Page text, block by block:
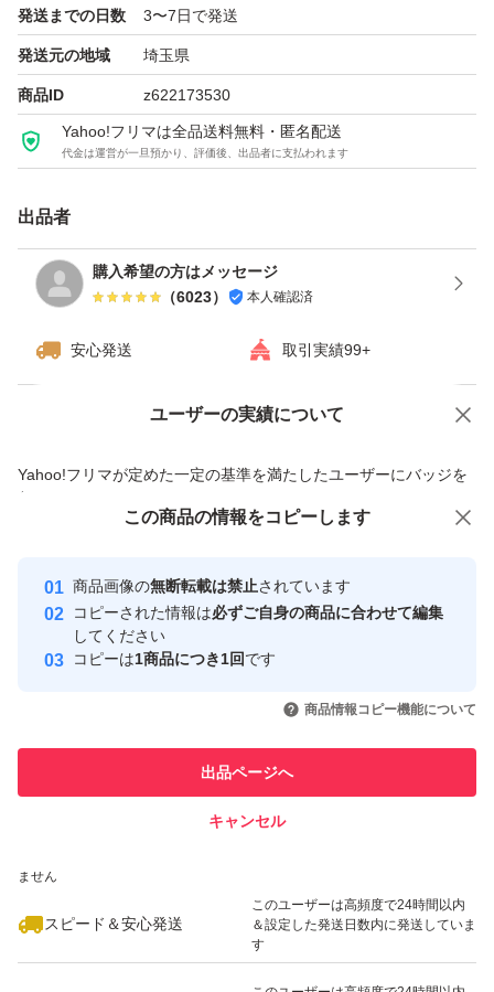
発送までの日数 3〜7日で発送
発送元の地域 埼玉県
商品ID z622173530
Yahoo!フリマは全品送料無料・匿名配送
代金は運営が一旦預かり、評価後、出品者に支払われます
出品者
購入希望の方はメッセージ
（6023） 本人確認済
安心発送 取引実績99+
ユーザーの実績について
Yahoo!フリマが定めた一定の基準を満たしたユーザーにバッジを
付与しています
安心取引出品者
心・安全なユーザーです
取引実績
引を完了させた実績があります
での取引実績があります
ません
スピード＆安心発送
このユーザーは高頻度で24時間以内
＆設定した発送日数内に発送していま
す
価格の相談 商品への質問
この商品の情報をコピーします
商品画像の無断転載は禁止されています
コピーされた情報は必ずご自身の商品に合わせて編集
してください
コピーは1商品につき1回です
商品情報コピー機能について
出品ページへ
キャンセル
この商品をみている人にオススメ